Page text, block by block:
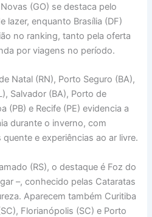
(GO) se destaca pelo
lazer, enquanto Brasília (DF)
no ranking, tanto pela oferta
por viagens no período.
Natal (RN), Porto Seguro (BA),
Salvador (BA), Porto de
(PB) e Recife (PE) evidencia a
durante o inverno, com
e experiências ao ar livre.
(RS), o destaque é Foz do
–, conhecido pelas Cataratas
Aparecem também Curitiba
Florianópolis (SC) e Porto